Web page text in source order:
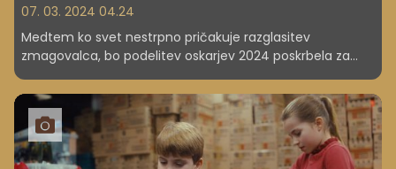
07. 03. 2024 04.24
Medtem ko svet nestrpno pričakuje razglasitev
zmagovalca, bo podelitev oskarjev 2024 poskrbela za
nadaljevanju vse, kar morate vedeti o 96. podelitvi
oskarjev, ki bo potekala 10. marca.